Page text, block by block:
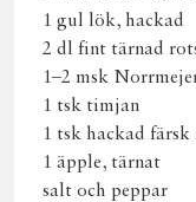
1 gul lök, hackad
2 dl fint tärnad
1–2 msk
1 tsk timjan
1 tsk hackad färsk
1 äpple, tärnat
salt och peppar